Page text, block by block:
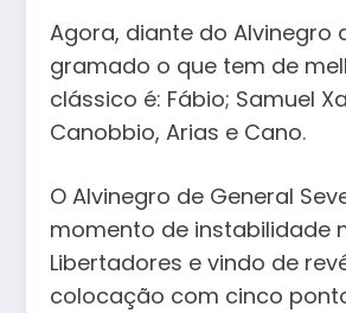
Agora, diante do Alvinegro
gramado o que tem de
clássico é: Fábio; Samuel
Canobbio, Arias e Cano.
O Alvinegro de General
momento de instabilidade
Libertadores e vindo de
colocação com cinco